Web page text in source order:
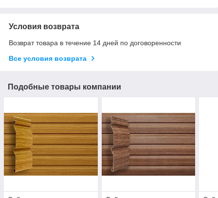
Условия возврата
Возврат товара в течение 14 дней по договоренности
Все условия возврата
Подобные товары компании